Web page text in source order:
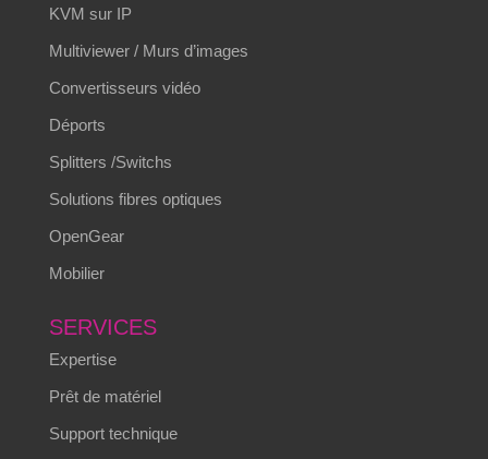
KVM sur IP
Multiviewer / Murs d’images
Convertisseurs vidéo
Déports
Splitters /Switchs
Solutions fibres optiques
OpenGear
Mobilier
SERVICES
Expertise
Prêt de matériel
Support technique